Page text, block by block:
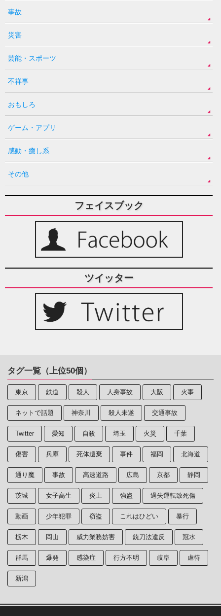
事故
災害
芸能・スポーツ
不祥事
おもしろ
ゲーム・アプリ
感動・癒し系
その他
フェイスブック
ツイッター
タグ一覧（上位50個）
東京 鉄道 殺人 人身事故 大阪 火事
ネットで話題 神奈川 殺人未遂 交通事故
Twitter 愛知 自殺 埼玉 火災 千葉
傷害 兵庫 死体遺棄 事件 福岡 北海道
通り魔 事故 高速道路 広島 京都 静岡
茨城 女子高生 炎上 強盗 過失運転致死傷
動画 少年犯罪 窃盗 これはひどい 暴行
栃木 岡山 威力業務妨害 銃刀法違反 冠水
群馬 爆発 感染症 行方不明 岐阜 虐待
新潟